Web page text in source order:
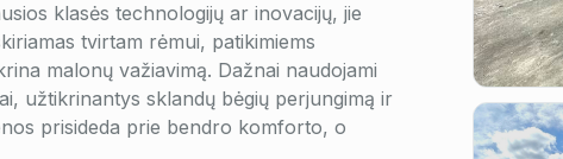
klasės technologijų ar inovacijų, jie
tvirtam rėmui, patikimiems
malonų važiavimą. Dažnai naudojami
užtikrinantys sklandų bėgių perjungimą ir
prisideda prie bendro komforto, o